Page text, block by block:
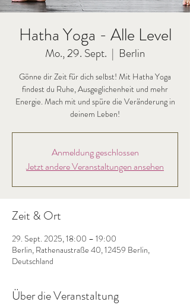
Hatha Yoga - Alle Level
Mo., 29. Sept.
  |
Berlin
Gönne dir Zeit für dich selbst! Mit Hatha Yoga
findest du Ruhe, Ausgeglichenheit und mehr
Energie. Mach mit und spüre die Veränderung in
deinem Leben!
Anmeldung geschlossen
Jetzt andere Veranstaltungen ansehen
Zeit & Ort
29. Sept. 2025, 18:00 – 19:00
Berlin, Rathenaustraße 40, 12459 Berlin,
Deutschland
Über die Veranstaltung